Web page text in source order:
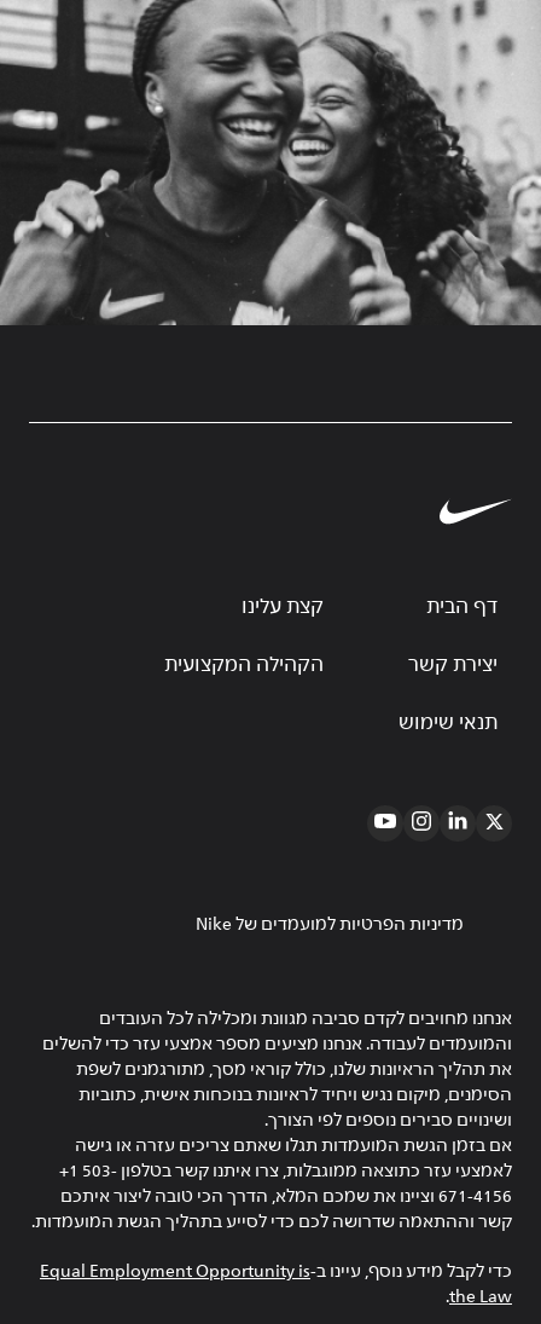
דף הבית קצת עלינו
יצירת קשר הקהילה המקצועית
תנאי שימוש
מדיניות הפרטיות למועמדים של Nike
אנחנו מחויבים לקדם סביבה מגוונת ומכלילה לכל העובדים
והמועמדים לעבודה. אנחנו מציעים מספר אמצעי עזר כדי להשלים
את תהליך הראיונות שלנו, כולל קוראי מסך, מתורגמנים לשפת
הסימנים, מיקום נגיש ויחיד לראיונות בנוכחות אישית, כתוביות
ושינויים סבירים נוספים לפי הצורך.
אם בזמן הגשת המועמדות תגלו שאתם צריכים עזרה או גישה
לאמצעי עזר כתוצאה ממוגבלות, צרו איתנו קשר בטלפון ‎+1 503-
671-4156 וציינו את שמכם המלא, הדרך הכי טובה ליצור איתכם
קשר וההתאמה שדרושה לכם כדי לסייע בתהליך הגשת המועמדות.
כדי לקבל מידע נוסף, עיינו ב-Equal Employment Opportunity is
the Law
.